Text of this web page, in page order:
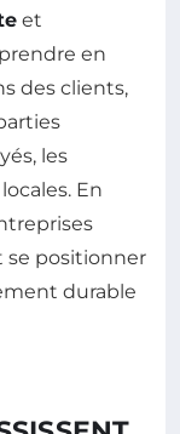
et
en
des clients,
les
En
se positionner
durable